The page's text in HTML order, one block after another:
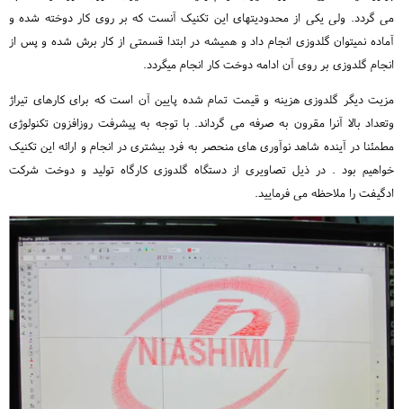
می گردد. ولی یکی از محدودیتهای این تکنیک آنست که بر روی کار دوخته شده و
آماده نمیتوان گلدوزی انجام داد و همیشه در ابتدا قسمتی از کار برش شده و پس از
انجام گلدوزی بر روی آن ادامه دوخت کار انجام میگردد.
مزیت دیگر گلدوزی هزینه و قیمت تمام شده پایین آن است که برای کارهای تیراژ
وتعداد بالا آنرا مقرون به صرفه می گرداند. با توجه به پیشرفت روزافزون تکنولوژی
مطمئنا در آینده شاهد نوآوری های منحصر به فرد بیشتری در انجام و ارائه این تکنیک
خواهیم بود . در ذیل تصاویری از دستگاه گلدوزی کارگاه تولید و دوخت شرکت
ادگیفت را ملاحظه می فرمایید.